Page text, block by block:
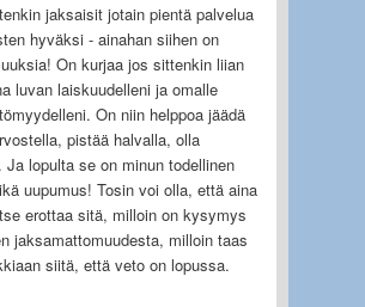
jaksaisit jotain pientä palvelua
hyväksi - ainahan siihen on
On kurjaa jos sittenkin liian
luvan laiskuudelleni ja omalle
On niin helppoa jäädä
pistää halvalla, olla
Ja lopulta se on minun todellinen
uupumus! Tosin voi olla, että aina
erottaa sitä, milloin on kysymys
jaksamattomuudesta, milloin taas
siitä, että veto on lopussa.